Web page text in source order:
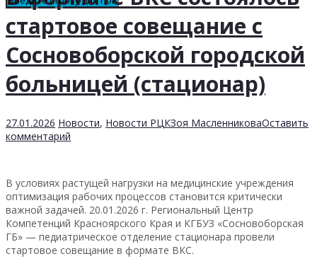
стартовое совещание с
Сосновоборской городской
больницей (стационар)
27.01.2026 Новости, Новости РЦКЗоя МасленниковаОставить
комментарий
В условиях растущей нагрузки на медицинские учреждения
оптимизация рабочих процессов становится критически
важной задачей. 20.01.2026 г. Региональный Центр
Компетенций Красноярского Края и КГБУЗ «Сосновоборская
ГБ» — педиатрическое отделение стационара провели
стартовое совещание в формате ВКС.